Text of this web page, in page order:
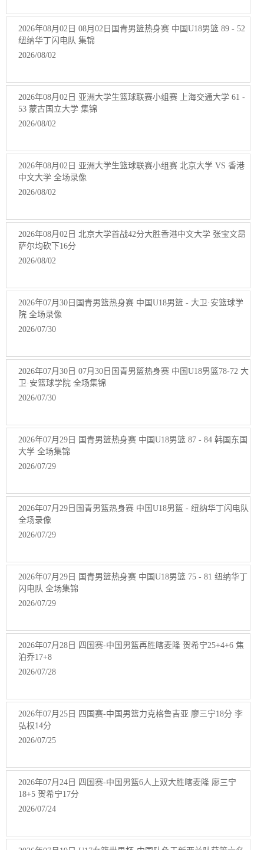
2026年08月02日 08月02日国青男篮热身赛 中国U18男篮 89 - 52
纽纳华丁闪电队 集锦
2026/08/02
2026年08月02日 亚洲大学生篮球联赛小组赛 上海交通大学 61 -
53 蒙古国立大学 集锦
2026/08/02
2026年08月02日 亚洲大学生篮球联赛小组赛 北京大学 VS 香港
中文大学 全场录像
2026/08/02
2026年08月02日 北京大学首战42分大胜香港中文大学 张宝文昂
萨尔均砍下16分
2026/08/02
2026年07月30日国青男篮热身赛 中国U18男篮 - 大卫·安篮球学
院 全场录像
2026/07/30
2026年07月30日 07月30日国青男篮热身赛 中国U18男篮78-72 大
卫·安篮球学院 全场集锦
2026/07/30
2026年07月29日 国青男篮热身赛 中国U18男篮 87 - 84 韩国东国
大学 全场集锦
2026/07/29
2026年07月29日国青男篮热身赛 中国U18男篮 - 纽纳华丁闪电队
全场录像
2026/07/29
2026年07月29日 国青男篮热身赛 中国U18男篮 75 - 81 纽纳华丁
闪电队 全场集锦
2026/07/29
2026年07月28日 四国赛-中国男篮再胜喀麦隆 贺希宁25+4+6 焦
泊乔17+8
2026/07/28
2026年07月25日 四国赛-中国男篮力克格鲁吉亚 廖三宁18分 李
弘权14分
2026/07/25
2026年07月24日 四国赛-中国男篮6人上双大胜喀麦隆 廖三宁
18+5 贺希宁17分
2026/07/24